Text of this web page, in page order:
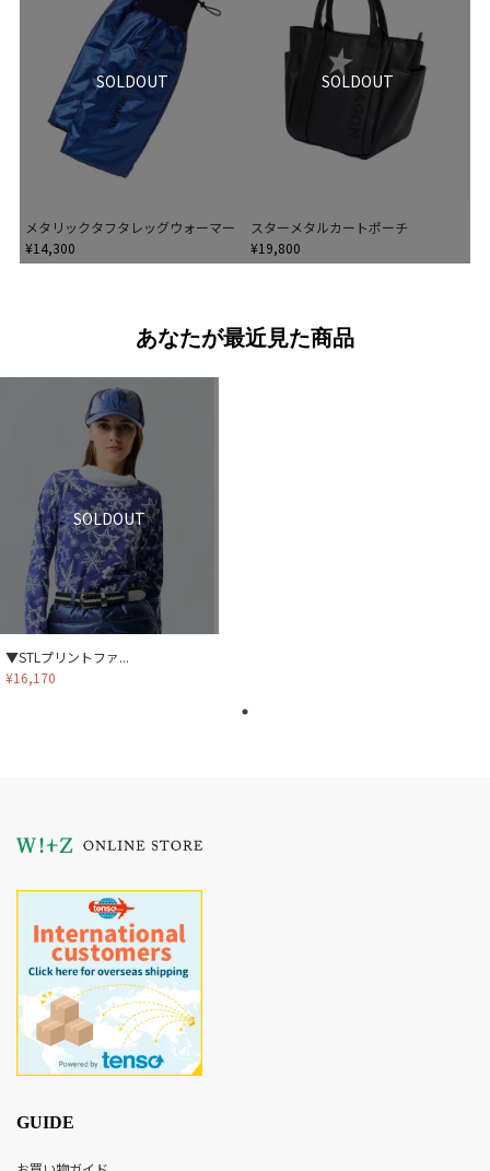
SOLDOUT
メタリックタフタレッグウォーマー
¥14,300
SOLDOUT
スターメタルカートポーチ
¥19,800
あなたが最近見た商品
SOLDOUT
▼STLプリントファ...
¥16,170
GUIDE